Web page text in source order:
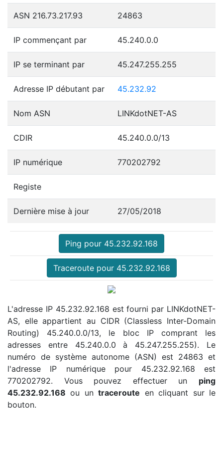
ASN 216.73.217.93 24863
IP commençant par 45.240.0.0
IP se terminant par 45.247.255.255
Adresse IP débutant par 45.232.92
Nom ASN LINKdotNET-AS
CDIR 45.240.0.0/13
IP numérique 770202792
Registe
Dernière mise à jour 27/05/2018
Ping pour 45.232.92.168
Traceroute pour 45.232.92.168
L'adresse IP 45.232.92.168 est fourni par LINKdotNET-
AS, elle appartient au CIDR (Classless Inter-Domain
Routing) 45.240.0.0/13, le bloc IP comprant les
adresses entre 45.240.0.0 à 45.247.255.255). Le
numéro de système autonome (ASN) est 24863 et
l'adresse IP numérique pour 45.232.92.168 est
770202792. Vous pouvez effectuer un ping
45.232.92.168 ou untraceroute en cliquant sur le
bouton.